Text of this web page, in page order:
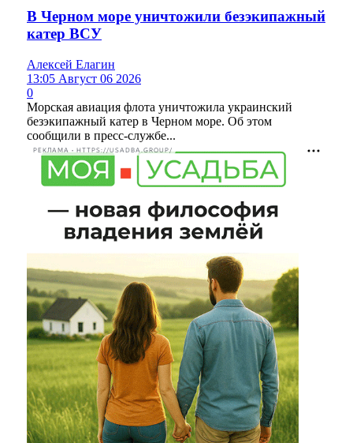
В Черном море уничтожили безэкипажный
катер ВСУ
Алексей Елагин
13:05 Август 06 2026
0
Морская авиация флота уничтожила украинский
безэкипажный катер в Черном море. Об этом
сообщили в пресс-службе...
РЕКЛАМА • HTTPS://USADBA.GROUP/